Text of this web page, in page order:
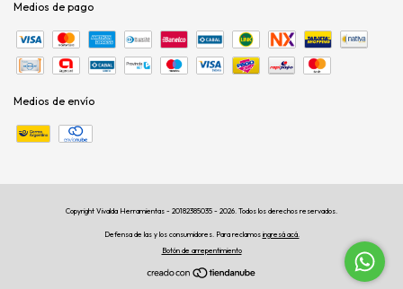
Medios de pago
Medios de envío
Copyright Vivalda Herramientas - 20182385035 - 2026. Todos los derechos reservados.
Defensa de las y los consumidores. Para reclamos ingresá acá.
Botón de arrepentimiento